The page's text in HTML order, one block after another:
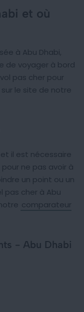
et où
à Abu Dhabi,
de voyager à bord
pas cher pour
le site de notre
il est nécessaire
pour ne pas avoir à
un point ou un
pas cher à Abu
comparateur
- Abu Dhabi